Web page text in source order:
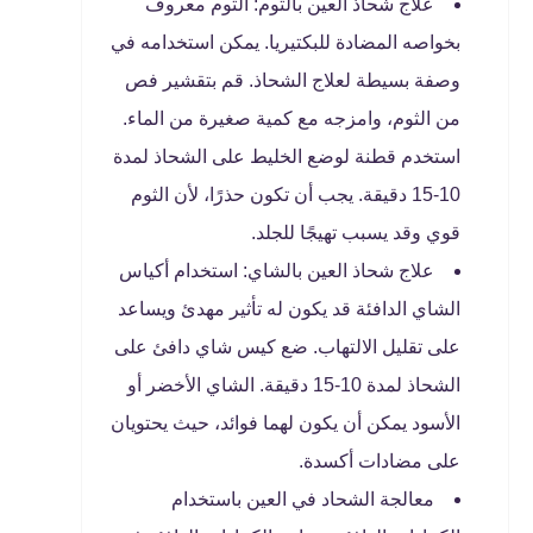
علاج شحاذ العين بالثوم: الثوم معروف
بخواصه المضادة للبكتيريا. يمكن استخدامه في
وصفة بسيطة لعلاج الشحاذ. قم بتقشير فص
من الثوم، وامزجه مع كمية صغيرة من الماء.
استخدم قطنة لوضع الخليط على الشحاذ لمدة
10-15 دقيقة. يجب أن تكون حذرًا، لأن الثوم
قوي وقد يسبب تهيجًا للجلد.
علاج شحاذ العين بالشاي: استخدام أكياس
الشاي الدافئة قد يكون له تأثير مهدئ ويساعد
على تقليل الالتهاب. ضع كيس شاي دافئ على
الشحاذ لمدة 10-15 دقيقة. الشاي الأخضر أو
الأسود يمكن أن يكون لهما فوائد، حيث يحتويان
على مضادات أكسدة.
معالجة الشحاد في العين باستخدام